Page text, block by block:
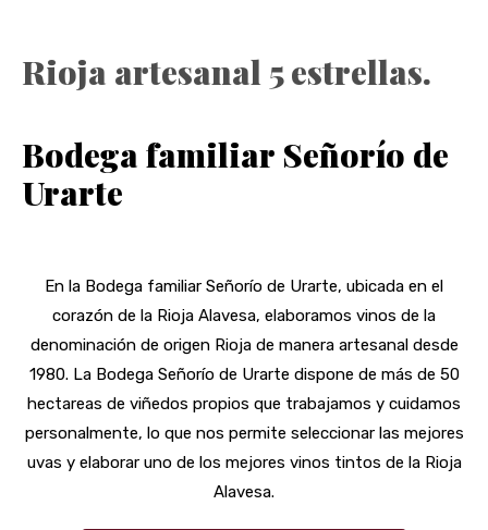
Rioja artesanal 5 estrellas.
Bodega familiar Señorío de
Urarte
En la Bodega familiar Señorío de Urarte, ubicada en el
corazón de la Rioja Alavesa, elaboramos vinos de la
denominación de origen Rioja de manera artesanal desde
1980. La Bodega Señorío de Urarte dispone de más de 50
hectareas de viñedos propios que trabajamos y cuidamos
personalmente, lo que nos permite seleccionar las mejores
uvas y elaborar uno de los mejores vinos tintos de la Rioja
Alavesa.